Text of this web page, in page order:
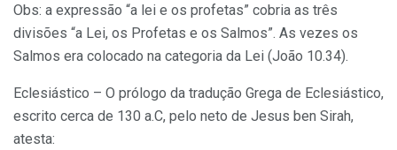
Obs: a expressão “a lei e os profetas” cobria as três
divisões “a Lei, os Profetas e os Salmos”. As vezes os
Salmos era colocado na categoria da Lei (João 10.34).
Eclesiástico – O prólogo da tradução Grega de Eclesiástico,
escrito cerca de 130 a.C, pelo neto de Jesus ben Sirah,
atesta: